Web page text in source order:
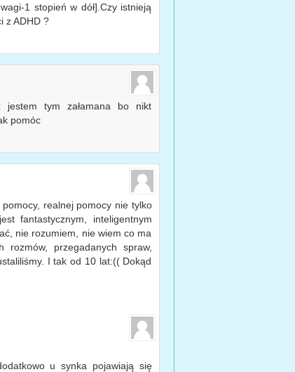
1 stopień w dół].Czy istnieją
z ADHD ?
tym załamana bo nikt
pomóc
realnej pomocy nie tylko
fantastycznym, inteligentnym
nie rozumiem, nie wiem co ma
rozmów, przegadanych spraw,
I tak od 10 lat:(( Dokąd
u synka pojawiają się